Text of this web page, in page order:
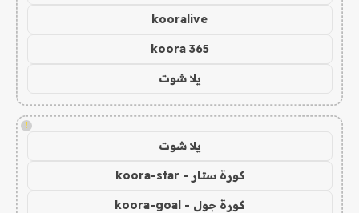
kooralive
koora 365
يلا شوت
!
يلا شوت
كورة ستار - koora-star
كورة جول - koora-goal